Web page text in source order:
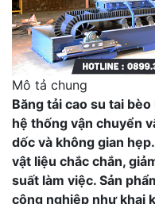
Mô tả chung
Băng tải cao su tai
hệ thống vận chuyển
dốc và không gian
vật liệu chắc chắn,
suất làm việc. Sản
công nghiệp như khai